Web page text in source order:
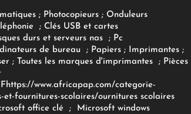
; Photocopieurs; Onduleurs
; Clés USB et cartes
durs et serveurs nas ; Pc
de bureau ; Papiers; Imprimantes;
; Toutes les marques d'imprimantes ; Pièces
F https://www.africapap.com/categorie-
et-fournitures-scolaires/ournitures scolaires
office clé ;
Microsoft windows